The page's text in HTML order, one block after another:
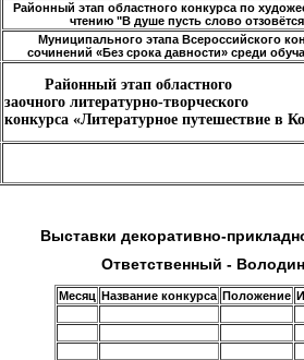
Районный этап областного конкурса по
чтению "В душе пусть слово
Муниципального этапа Всероссийского
сочинений «Без срока давности» среди
Районный этап областного
заочного литературно-творческого
конкурса «Литературное путешествие в
Выставки декоративно-
Ответственный -
Месяц Название конкурса Положение